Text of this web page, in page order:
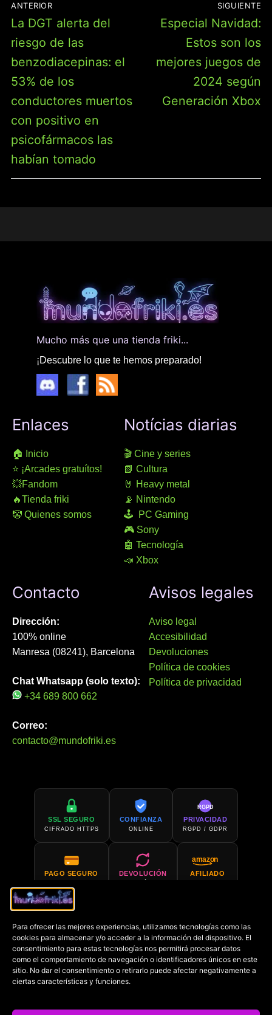
Para ofrecer las mejores experiencias, utilizamos tecnologías como las
cookies para almacenar y/o acceder a la información del dispositivo. El
consentimiento para estas tecnologías nos permitirá procesar datos
como el comportamiento de navegación o identificadores únicos en este
sitio. No dar el consentimiento o retirarlo puede afectar negativamente a
ciertas características y funciones.
DE
ENTRADAS
ANTERIOR
Entrada
anterior:
La DGT alerta del
riesgo de las
benzodiacepinas: el
53% de los
conductores muertos
con positivo en
psicofármacos las
habían tomado
SIGUIENTE
Entrada
siguiente:
Especial Navidad:
Estos son los
mejores juegos de
2024 según
Generación Xbox
Mucho más que una tienda friki...
¡Descubre lo que te hemos preparado!
Enlaces
🏠 Inicio
⭐ ¡Arcades gratuítos!
💥Fandom
🔥Tienda friki
🤡 Quienes somos
Notícias diarias
🎬 Cine y series
📗 Cultura
🤘 Heavy metal
📡 Nintendo
🕹 PC Gaming
🎮 Sony
🤖 Tecnología
📣 Xbox
Contacto
Dirección:
100% online
Manresa (08241), Barcelona
Chat Whatsapp (solo texto):
+34 689 800 662
Correo:
contacto@mundofriki.es
Avisos legales
Aviso legal
Accesibilidad
Devoluciones
Política de cookies
Política de privacidad
SSL SEGURO
CIFRADO HTTPS
CONFIANZA
ONLINE
RGPD
PRIVACIDAD
RGPD / GDPR
PAGO SEGURO DEVOLUCIÓN
amazon
AFILIADO
SOPORTE 24H
SIEMPRE DISPONIBLE
COMPRA EN
AMAZON
€
PRECIO MÍN.